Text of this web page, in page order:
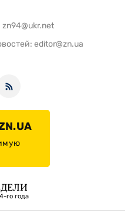
zn94@ukr.net
editor@zn.ua
го года